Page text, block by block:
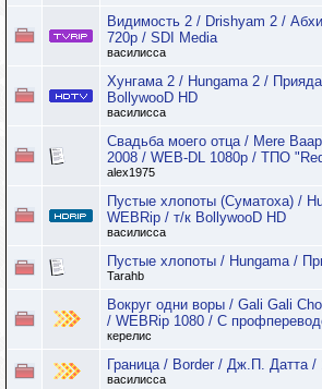
Видимость 2 / Drishyam 2 /
720p / SDI Media
василисса
Хунгама 2 / Hungama 2 /
BollywooD HD
василисса
Свадьба моего отца / Mere
2008 / WEB-DL 1080p / ТПО
alex1975
Пустые хлопоты (Суматоха) /
WEBRip / т/к BollywooD HD
василисса
Пустые хлопоты / Hungama /
Tarahb
Вокруг одни воры / Gali Gali
/ WEBRip 1080 / С
керелис
Граница / Border / Дж.П. Датта
василисса